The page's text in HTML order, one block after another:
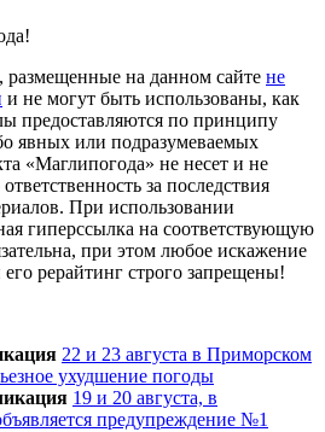
!
на данном сайте не
и не могут быть использованы, как
предоставляются по принципу
явных или подразумеваемых
«Маглипогода» не несет и не
за последствия
При использовании
гиперссылка на соответствующую
при этом любое искажение
рерайтинг строго запрещены!
22 и 23 августа в Приморском
ухудшение погоды
19 и 20 августа, в
предупреждение №1